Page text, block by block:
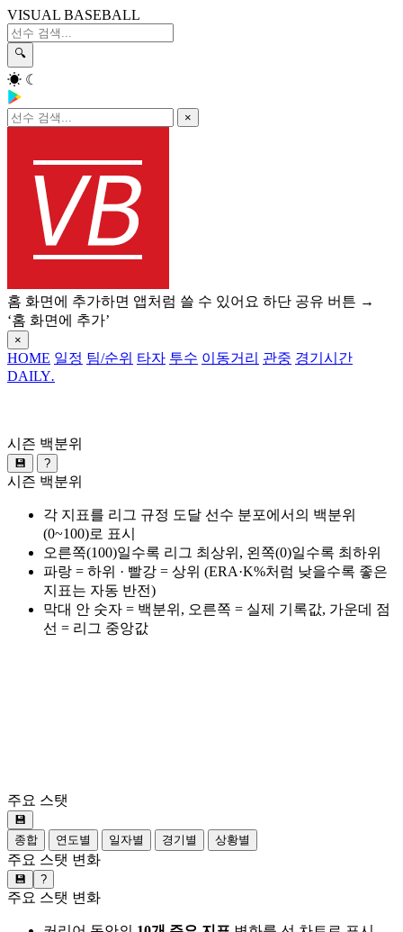
VISUAL BASEBALL
🔍
☀ ☾
×
홈 화면에 추가하면 앱처럼 쓸 수 있어요 하단 공유 버튼 →
‘홈 화면에 추가’
×
HOME 일정 팀/순위 타자 투수 이동거리 관중 경기시간
DAILY.
시즌 백분위
💾 ?
시즌 백분위
각 지표를 리그 규정 도달 선수 분포에서의 백분위
(0~100)로 표시
오른쪽(100)일수록 리그 최상위, 왼쪽(0)일수록 최하위
파랑 = 하위 · 빨강 = 상위 (ERA·K%처럼 낮을수록 좋은
지표는 자동 반전)
막대 안 숫자 = 백분위, 오른쪽 = 실제 기록값, 가운데 점
선 = 리그 중앙값
주요 스탯
💾
종합
연도별 일자별 경기별 상황별
주요 스탯 변화
💾 ?
주요 스탯 변화